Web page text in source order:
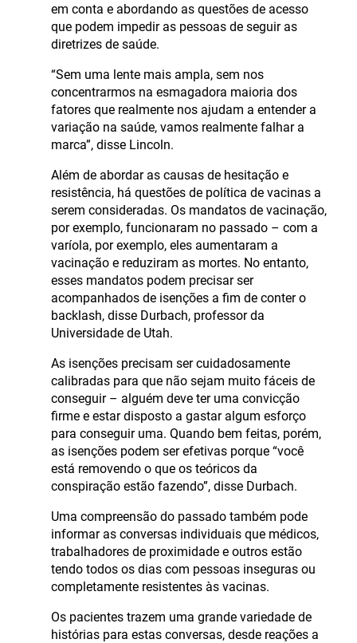
em conta e abordando as questões de acesso
que podem impedir as pessoas de seguir as
diretrizes de saúde.
“Sem uma lente mais ampla, sem nos
concentrarmos na esmagadora maioria dos
fatores que realmente nos ajudam a entender a
variação na saúde, vamos realmente falhar a
marca”, disse Lincoln.
Além de abordar as causas de hesitação e
resistência, há questões de política de vacinas a
serem consideradas. Os mandatos de vacinação,
por exemplo, funcionaram no passado – com a
varíola, por exemplo, eles aumentaram a
vacinação e reduziram as mortes. No entanto,
esses mandatos podem precisar ser
acompanhados de isenções a fim de conter o
backlash, disse Durbach, professor da
Universidade de Utah.
As isenções precisam ser cuidadosamente
calibradas para que não sejam muito fáceis de
conseguir – alguém deve ter uma convicção
firme e estar disposto a gastar algum esforço
para conseguir uma. Quando bem feitas, porém,
as isenções podem ser efetivas porque “você
está removendo o que os teóricos da
conspiração estão fazendo”, disse Durbach.
Uma compreensão do passado também pode
informar as conversas individuais que médicos,
trabalhadores de proximidade e outros estão
tendo todos os dias com pessoas inseguras ou
completamente resistentes às vacinas.
Os pacientes trazem uma grande variedade de
histórias para estas conversas, desde reações a